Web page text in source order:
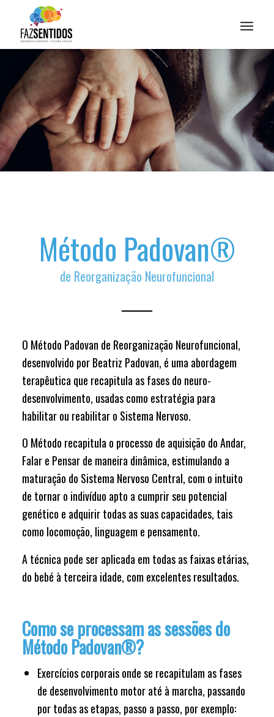
Método Padovan®
de Reorganização Neurofuncional
O Método Padovan de Reorganização Neurofuncional,
desenvolvido por Beatriz Padovan, é uma abordagem
terapêutica que recapitula as fases do neuro-
desenvolvimento, usadas como estratégia para
habilitar ou reabilitar o Sistema Nervoso.
O Método recapitula o processo de aquisição do Andar,
Falar e Pensar de maneira dinâmica, estimulando a
maturação do Sistema Nervoso Central, com o intuito
de tornar o indivíduo apto a cumprir seu potencial
genético e adquirir todas as suas capacidades, tais
como locomoção, linguagem e pensamento.
A técnica pode ser aplicada em todas as faixas etárias,
do bebé à terceira idade, com excelentes resultados.
Como se processam as sessões do
Método Padovan®?
Exercícios corporais onde se recapitulam as fases
de desenvolvimento motor até à marcha, passando
por todas as etapas, passo a passo, por exemplo: